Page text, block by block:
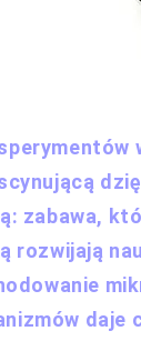
zabawa,
rozwijają
daje